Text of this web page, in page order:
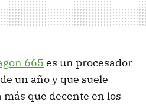
665 es un procesador
un año y que suele
que decente en los